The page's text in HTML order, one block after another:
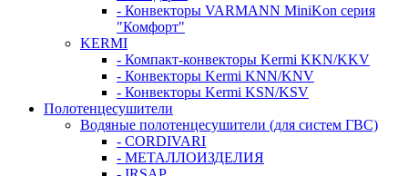
- Конвекторы VARMANN MiniKon серия
"Комфорт"
KERMI
- Компакт-конвекторы Kermi KKN/KKV
- Конвекторы Kermi KNN/KNV
- Конвекторы Kermi KSN/KSV
Полотенцесушители
Водяные полотенцесушители (для систем ГВС)
- CORDIVARI
- МЕТАЛЛОИЗДЕЛИЯ